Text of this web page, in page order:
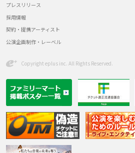
プレスリリース
採用情報
契約・提携アーティスト
公演企画制作・レーベル
Copyright eplus inc. All Rights Reserved.